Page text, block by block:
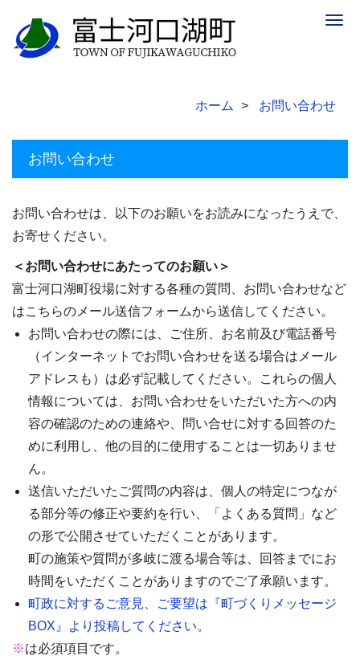
ホーム お問い合わせ
お問い合わせ
お問い合わせは、以下のお願いをお読みになったうえで、
お寄せください。
＜お問い合わせにあたってのお願い＞
富士河口湖町役場に対する各種の質問、お問い合わせなど
はこちらのメール送信フォームから送信してください。
お問い合わせの際には、ご住所、お名前及び電話番号
（インターネットでお問い合わせを送る場合はメール
アドレスも）は必ず記載してください。これらの個人
情報については、お問い合わせをいただいた方への内
容の確認のための連絡や、問い合せに対する回答のた
めに利用し、他の目的に使用することは一切ありませ
ん。
送信いただいたご質問の内容は、個人の特定につなが
る部分等の修正や要約を行い、「よくある質問」など
の形で公開させていただくことがあります。
町の施策や質問が多岐に渡る場合等は、回答までにお
時間をいただくことがありますのでご了承願います。
町政に対するご意見、ご要望は『町づくりメッセージ
BOX』より投稿してください。
※は必須項目です。